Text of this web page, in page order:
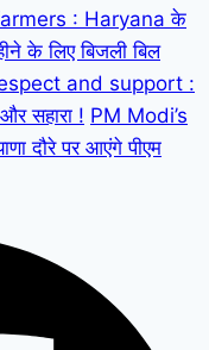
: Haryana के
के लिए बिजली बिल
and support :
और सहारा ! PM Modi’s
दौरे पर आएंगे पीएम